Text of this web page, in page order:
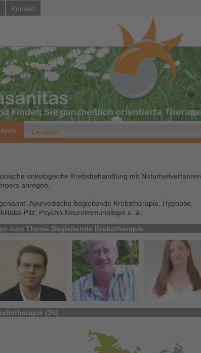
Kontakt
Lexikon
onkologische Krebsbehandlung mit Naturheilverfahren
anregen.
Ayurvedische begleitende Krebstherapie, Hypnose,
Pilz, Psycho-Neuroimmunologie u. a.
zum Thema Begleitende Krebstherapie
(26)